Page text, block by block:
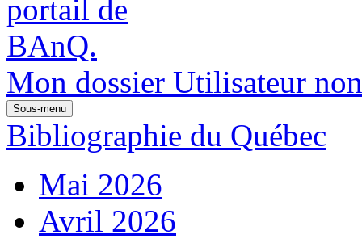
Mon dossier Utilisateur
Sous-menu
Bibliographie du Québec
Mai 2026
Avril 2026